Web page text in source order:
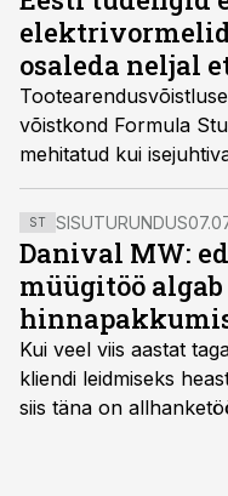
osaleda neljal
võistkond Formula
mehitatud kui
hooaja eesmärk on
ST SISUTURUNDUS
Danival MW:
müügitöö
Kui veel viis aastat
kliendi leidmiseks
siis täna on